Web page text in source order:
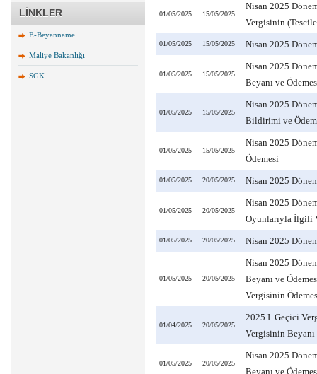
LİNKLER
E-Beyanname
Maliye Bakanlığı
SGK
01/05/2025 15/05/2025
Nisan 2025
Vergisinin
01/05/2025 15/05/2025 Nisan 2025
01/05/2025 15/05/2025
Nisan 2025
Beyanı ve
01/05/2025 15/05/2025
Nisan 2025
Bildirimi ve
01/05/2025 15/05/2025
Nisan 2025
Ödemesi
01/05/2025 20/05/2025 Nisan 2025
01/05/2025 20/05/2025
Nisan 2025
Oyunlarıyla İlgili
01/05/2025 20/05/2025 Nisan 2025
01/05/2025 20/05/2025
Nisan 2025
Beyanı ve
Vergisinin
01/04/2025 20/05/2025
2025 I. Geçici
Vergisinin Beyanı
01/05/2025 20/05/2025
Nisan 2025
Beyanı ve